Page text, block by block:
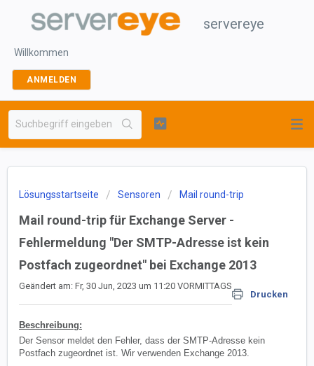
servereye
Willkommen
ANMELDEN
Lösungsstartseite Sensoren Mail round-trip
Mail round-trip für Exchange Server -
Fehlermeldung "Der SMTP-Adresse ist kein
Postfach zugeordnet" bei Exchange 2013
Drucken
Geändert am: Fr, 30 Jun, 2023 um 11:20 VORMITTAGS
Beschreibung:
Der Sensor meldet den Fehler, dass der SMTP-Adresse kein
Postfach zugeordnet ist. Wir verwenden Exchange 2013.